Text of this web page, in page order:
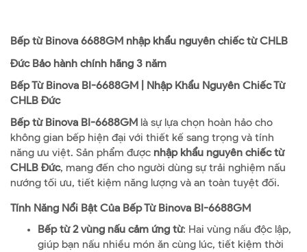
Bếp từ Binova 6688GM nhập khẩu nguyên chiếc từ CHLB
Đức Bảo hành chính hãng 3 năm
Bếp Từ Binova BI-6688GM | Nhập Khẩu Nguyên Chiếc Từ
CHLB Đức
Bếp từ Binova BI-6688GM là sự lựa chọn hoàn hảo cho
không gian bếp hiện đại với thiết kế sang trọng và tính
năng ưu việt. Sản phẩm được nhập khẩu nguyên chiếc từ
CHLB Đức, mang đến cho người dùng sự trải nghiệm nấu
nướng tối ưu, tiết kiệm năng lượng và an toàn tuyệt đối.
Tính Năng Nổi Bật Của Bếp Từ Binova BI-6688GM
Bếp từ 2 vùng nấu cảm ứng từ: Hai vùng nấu độc lập,
giúp bạn nấu nhiều món ăn cùng lúc, tiết kiệm thời